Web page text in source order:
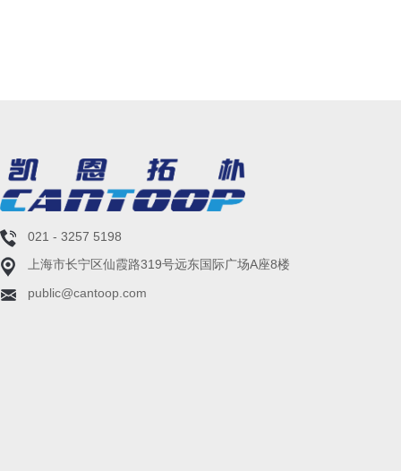
021 - 3257 5198
上海市长宁区仙霞路319号远东国际广场A座8楼
public@cantoop.com